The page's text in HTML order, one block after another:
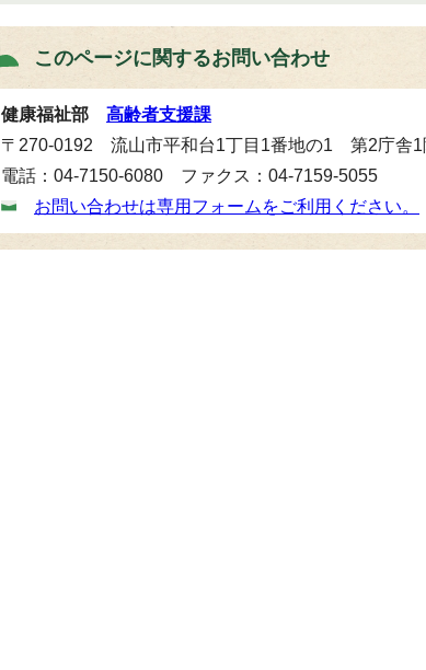
このページに関するお問い合わせ
健康福祉部 高齢者支援課
〒270-0192 流山市平和台1丁目1番地の1 第2庁舎1
電話：04-7150-6080 ファクス：04-7159-5055
お問い合わせは専用フォームをご利用ください。